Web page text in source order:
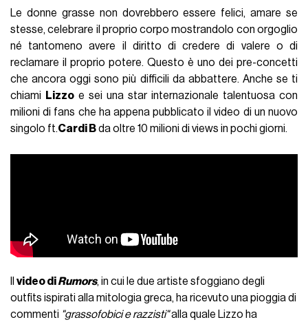
Le donne grasse non dovrebbero essere felici, amare se
stesse, celebrare il proprio corpo mostrandolo con orgoglio
né tantomeno avere il diritto di credere di valere o di
reclamare il proprio potere. Questo è uno dei pre-concetti
che ancora oggi sono più difficili da abbattere. Anche se ti
chiami
Lizzo e sei una star internazionale talentuosa con
milioni di fans che ha appena pubblicato il video di un nuovo
singolo ft.Cardi Bda oltre 10 milioni di views in pochi giorni.
Ilvideo diRumors, in cui le due artiste sfoggiano degli
outfits ispirati alla mitologia greca, ha ricevuto una pioggia di
commenti "grassofobici e razzisti"alla quale Lizzo ha